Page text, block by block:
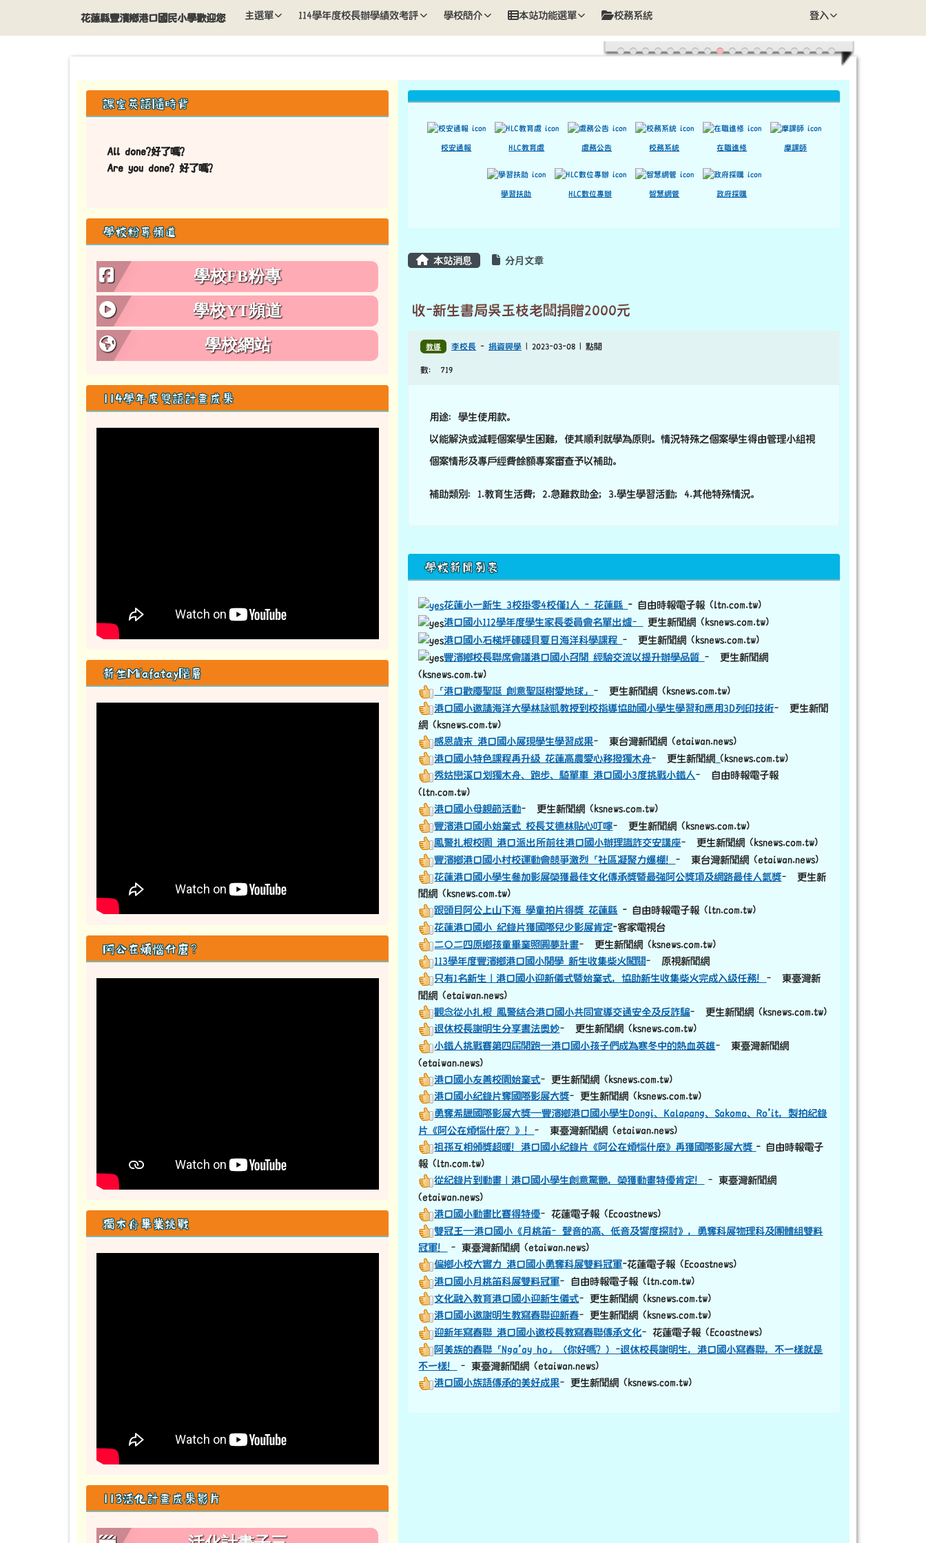
花蓮縣豐濱鄉港口國民小學歡迎您
花蓮縣豐濱鄉港口國民小學歡迎您 主選單 114學年度校長辦學績效考評 學校簡介 本站功能選單 校務系統 登入
左邊區域內容
課室英語隨時背
All done?好了嗎?
Are you done? 好了嗎?
學校粉專頻道
學校FB粉專
學校YT頻道
學校網站
114學年度雙語計畫成果
新生Mi'afatay階層
阿公在煩惱什麼？
獨木舟畢業挑戰
113活化計畫成果影片
上中區域內容
校安通報 HLC教育處 處務公告 校務系統 在職進修 摩課師
學習扶助 HLC數位專辦 智慧網管 政府採購
主內容區域
本站消息 分月文章
收-新生書局吳玉枝老闆捐贈2000元
教導 李校長 -捐資興學 | 2023-03-08 | 點閱
數： 719
用途：學生使用款。
以能解決或減輕個案學生困難，使其順利就學為原則。情況特殊之個案學生得由管理小組視
個案情形及專戶經費餘額專案審查予以補助。
補助類別：1.教育生活費；2.急難救助金；3.學生學習活動；4.其他特殊情況。
下中區域內容
學校新聞列表
花蓮小一新生 3校掛零4校僅1人 - 花蓮縣 - 自由時報電子報 (ltn.com.tw)
港口國小112學年度學生家長委員會名單出爐–
更生新聞網 (ksnews.com.tw)
港口國小石梯坪硨磲貝夏日海洋科學課程 – 更生新聞網 (ksnews.com.tw)
豐濱鄉校長聯席會議港口國小召開 經驗交流以提升辦學品質 – 更生新聞網
(ksnews.com.tw)
「港口歡慶聖誕 創意聖誕樹愛地球」 – 更生新聞網 (ksnews.com.tw)
港口國小邀請海洋大學林詠凱教授到校指導協助國小學生學習和應用3D列印技術– 更生新聞
網 (ksnews.com.tw)
感恩歲末 港口國小展現學生學習成果– 東台灣新聞網 (etaiwan.news)
港口國小特色課程再升級 花蓮高農愛心移撥獨木舟– 更生新聞網 link to https://old.ksnews.com.tw/
(ksnews.com.tw)
秀姑巒溪口划獨木舟、跑步、騎單車 港口國小3度挑戰小鐵人– 自由時報電子報
(ltn.com.tw)
港口國小母親節活動– 更生新聞網 (ksnews.com.tw)
豐濱港口國小始業式 校長艾德林貼心叮嚀– 更生新聞網 (ksnews.com.tw)
鳳警扎根校園 港口派出所前往港口國小辦理識詐交安講座– 更生新聞網 (ksnews.com.tw)
豐濱鄉港口國小村校運動會競爭激烈「社區凝聚力爆棚！ – 東台灣新聞網 (etaiwan.news)
花蓮港口國小學生參加影展榮獲最佳文化傳承獎暨最強阿公獎項及網路最佳人氣獎– 更生新
聞網 (ksnews.com.tw)
跟頭目阿公上山下海 學童拍片得獎 花蓮縣 - 自由時報電子報 (ltn.com.tw)
花蓮港口國小 紀錄片獲國際兒少影展肯定-客家電視台
二〇二四原鄉孩童畢業照圓夢計畫– 更生新聞網 (ksnews.com.tw)
113學年度豐濱鄉港口國小開學 新生收集柴火闖關– 原視新聞網
只有1名新生｜港口國小迎新儀式暨始業式，協助新生收集柴火完成入級任務！ – 東臺灣新
聞網 (etaiwan.news)
觀念從小扎根 鳳警結合港口國小共同宣導交通安全及反詐騙– 更生新聞網 (ksnews.com.tw)
退休校長謝明生分享書法奧妙– 更生新聞網 (ksnews.com.tw)
小鐵人挑戰賽第四屆開跑—港口國小孩子們成為寒冬中的熱血英雄– 東臺灣新聞網
(etaiwan.news)
港口國小友善校園始業式–更生新聞網 (ksnews.com.tw)
港口國小紀錄片奪國際影展大獎–更生新聞網 (ksnews.com.tw)
勇奪希臘國際影展大獎—豐濱鄉港口國小學生Dongi、Kalapang、Sakoma、Ro’it，製拍紀錄
片《阿公在煩惱什麼？》！ – 東臺灣新聞網 (etaiwan.news)
祖孫互相頒獎超暖！港口國小紀錄片《阿公在煩惱什麼》再獲國際影展大獎 - 自由時報電子
報 (ltn.com.tw)
從紀錄片到動畫｜港口國小學生創意驚艷，榮獲動畫特優肯定！
–東臺灣新聞網
(etaiwan.news)
港口國小動畫比賽得特優–花蓮電子報 (Ecoastnews)
雙冠王—港口國小《月桃笛–聲音的高、低音及響度探討》，勇奪科展物理科及團體組雙料
冠軍！
–東臺灣新聞網 (etaiwan.news)
偏鄉小校大實力 港口國小勇奪科展雙料冠軍-花蓮電子報 (Ecoastnews)
港口國小月桃笛科展雙料冠軍–自由時報電子報 (ltn.com.tw)
文化融入教育港口國小迎新生儀式–更生新聞網 (ksnews.com.tw)
港口國小邀謝明生教寫春聯迎新春–更生新聞網 (ksnews.com.tw)
迎新年寫春聯 港口國小邀校長教寫春聯傳承文化–花蓮電子報 (Ecoastnews)
阿美族的春聯「Nga’ay ho」（你好嗎？）-退休校長謝明生，港口國小寫春聯，不一樣就是
不一樣！
–東臺灣新聞網 (etaiwan.news)
港口國小族語傳承的美好成果–更生新聞網 (ksnews.com.tw)
頁尾區域